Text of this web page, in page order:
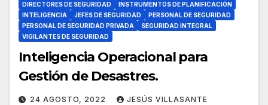
DIRECTORES DE SEGURIDAD
INSTRUMENTOS DE PLANIFICACIÓN
INTELIGENCIA
JEFES DE SEGURIDAD
PERSONAL DE SEGURIDAD
PERSONAL DE SEGURIDAD PRIVADA
SEGURIDAD INTEGRAL
VIGILANTES DE SEGURIDAD
Inteligencia Operacional para
Gestión de Desastres.
24 AGOSTO, 2022 JESÚS VILLASANTE